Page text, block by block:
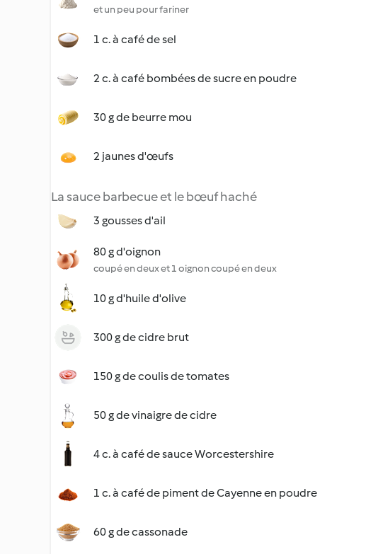
et un peu pour fariner
1 c. à café de sel
2 c. à café bombées de sucre en poudre
30 g de beurre mou
2 jaunes d'œufs
La sauce barbecue et le bœuf haché
3 gousses d'ail
80 g d'oignon
coupé en deux et 1 oignon coupé en deux
10 g d'huile d'olive
300 g de cidre brut
150 g de coulis de tomates
50 g de vinaigre de cidre
4 c. à café de sauce Worcestershire
1 c. à café de piment de Cayenne en poudre
60 g de cassonade